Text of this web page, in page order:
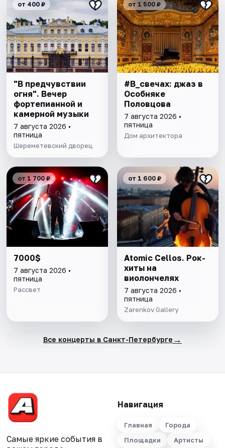
от 400 ₽
"В предчувствии
огня". Вечер
фортепианной и
камерной музыки
7 августа 2026 •
пятница
Шереметевский дворец
от 1 500 ₽
#В_свечах: джаз в
Особняке
Половцова
7 августа 2026 •
пятница
Дом архитектора
от 1 700 ₽
7000$
7 августа 2026 •
пятница
Рассвет
от 1 600 ₽
Atomic Cellos. Рок-
хиты на
виолончелях
7 августа 2026 •
пятница
Zarenkov Gallery
Все концерты в Санкт-Петербурге →
Самые яркие события в
Навигация
Главная
Города
Площадки
Артисты